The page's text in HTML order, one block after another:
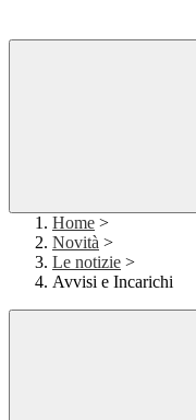
Home >
Novità >
Le notizie >
Avvisi e Incarichi